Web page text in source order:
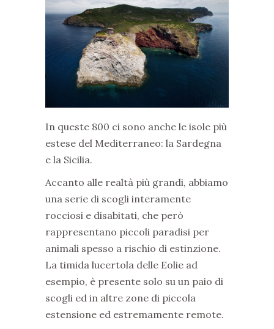
In queste 800 ci sono anche le isole più
estese del Mediterraneo: la Sardegna
e la Sicilia.
Accanto alle realtà più grandi, abbiamo
una serie di scogli interamente
rocciosi e disabitati, che però
rappresentano piccoli paradisi per
animali spesso a rischio di estinzione.
La timida lucertola delle Eolie ad
esempio, è presente solo su un paio di
scogli ed in altre zone di piccola
estensione ed estremamente remote.